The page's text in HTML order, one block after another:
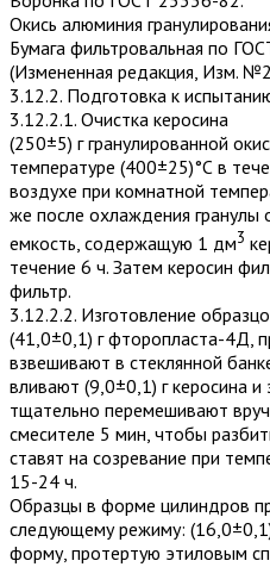
Окись алюминия
Бумага фильтровальная по
(Измененная редакция, Изм.
3.12.2. Подготовка к
3.12.2.1. Очистка керосина
(250±5) г гранулированной
температуре (400±25)°С в
воздухе при комнатной
же после охлаж­дения
емкость, содержащую 1 дм3
течение 6 ч. Затем керосин
фильтр.
3.12.2.2. Изготовление
(41,0±0,1) г фторопласта-4Д,
взвешивают в стеклянной
вливают (9,0±0,1) г керосина
тщательно перемешивают
смесителе 5 мин, чтобы
ставят на созревание при
15-24 ч.
Образцы в форме цилиндров
следующему режиму:
форму, протертую этиловым